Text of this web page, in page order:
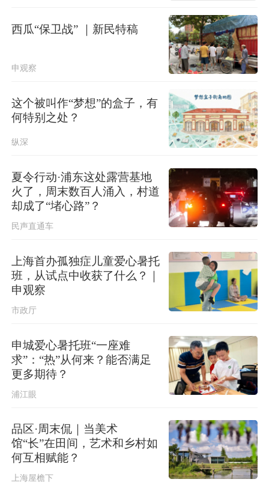
四级应急响应
西瓜“保卫战” ｜新民特稿
申观察
这个被叫作“梦想”的盒子，有
何特别之处？
纵深
夏令行动·浦东这处露营基地
火了，周末数百人涌入，村道
却成了“堵心路”？
民声直通车
上海首办孤独症儿童爱心暑托
班，从试点中收获了什么？｜
申观察
市政厅
申城爱心暑托班“一座难
求”：“热”从何来？能否满足
更多期待？
浦江眼
品区·周末侃｜当美术
馆“长”在田间，艺术和乡村如
何互相赋能？
上海屋檐下